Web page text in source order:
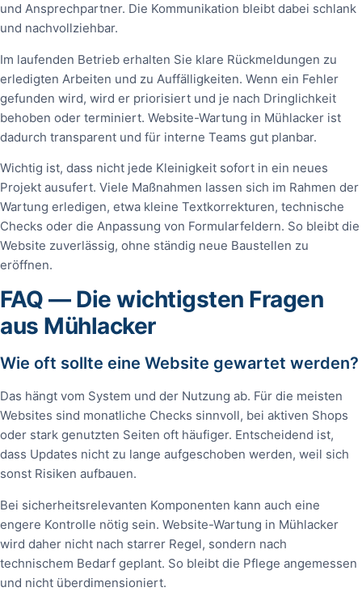
und Ansprechpartner. Die Kommunikation bleibt dabei schlank
und nachvollziehbar.
Im laufenden Betrieb erhalten Sie klare Rückmeldungen zu
erledigten Arbeiten und zu Auffälligkeiten. Wenn ein Fehler
gefunden wird, wird er priorisiert und je nach Dringlichkeit
behoben oder terminiert. Website-Wartung in Mühlacker ist
dadurch transparent und für interne Teams gut planbar.
Wichtig ist, dass nicht jede Kleinigkeit sofort in ein neues
Projekt ausufert. Viele Maßnahmen lassen sich im Rahmen der
Wartung erledigen, etwa kleine Textkorrekturen, technische
Checks oder die Anpassung von Formularfeldern. So bleibt die
Website zuverlässig, ohne ständig neue Baustellen zu
eröffnen.
FAQ — Die wichtigsten Fragen
aus Mühlacker
Wie oft sollte eine Website gewartet werden?
Das hängt vom System und der Nutzung ab. Für die meisten
Websites sind monatliche Checks sinnvoll, bei aktiven Shops
oder stark genutzten Seiten oft häufiger. Entscheidend ist,
dass Updates nicht zu lange aufgeschoben werden, weil sich
sonst Risiken aufbauen.
Bei sicherheitsrelevanten Komponenten kann auch eine
engere Kontrolle nötig sein. Website-Wartung in Mühlacker
wird daher nicht nach starrer Regel, sondern nach
technischem Bedarf geplant. So bleibt die Pflege angemessen
und nicht überdimensioniert.